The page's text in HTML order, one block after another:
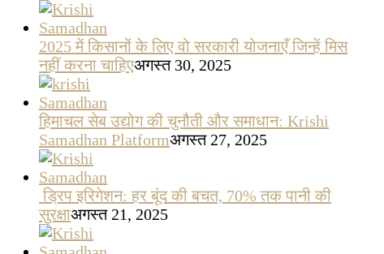
2025 में किसानों के लिए वो सरकारी योजनाएँ जिन्हें मिस
नहीं करना चाहिएअगस्त 30, 2025
हिमाचल सेब उद्योग की चुनौती और समाधान: Krishi
Samadhan Platformअगस्त 27, 2025
ड्रिप इरिगेशन: हर बूंद की बचत, 70% तक पानी की
सुरक्षाअगस्त 21, 2025